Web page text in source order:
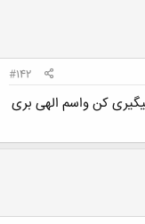
#142
کن واسم الهی بری